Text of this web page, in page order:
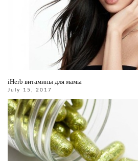
iHerb витамины для мамы
July 15, 2017